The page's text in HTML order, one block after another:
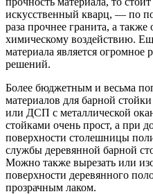
искусственный кварц, — по
раза прочнее гранита, а
химическому воздействию.
материала является огромное
решений.
Более бюджетным и весьма
материалов для барной
или ДСП с металлической
стойками очень прост, а при
поверхности столешницы
службы деревянной барной
Можно также вырезать или
поверхности деревянного
прозрачным лаком.